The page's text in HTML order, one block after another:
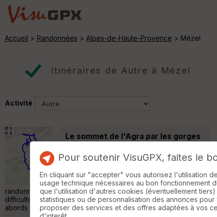
Accueil > Randonnées > Alpes-de-Haute-Provence > Mézel
Itinéraires de Autre à Mézel
Activité
Le sommet de l'Agra par les gorges
Le 4 mai 2021, le sommet de l'Agra par les
gorges de Trévans. Une jolie petite
randonnée avec des paysages très variés, sans aucune
difficulté technique. Il y a un peu de piste difficile à éviter aux
abords du col de Saint-Jurs. »
Pour soutenir VisuGPX, faites le
En cliquant sur "accepter" vous autorisez l'utilisation
usage technique nécessaires au bon fonctionnement
que l'utilisation d'autres cookies (éventuellement
statistiques ou de personnalisation des annonces pour
proposer des services et des offres adaptées à vos